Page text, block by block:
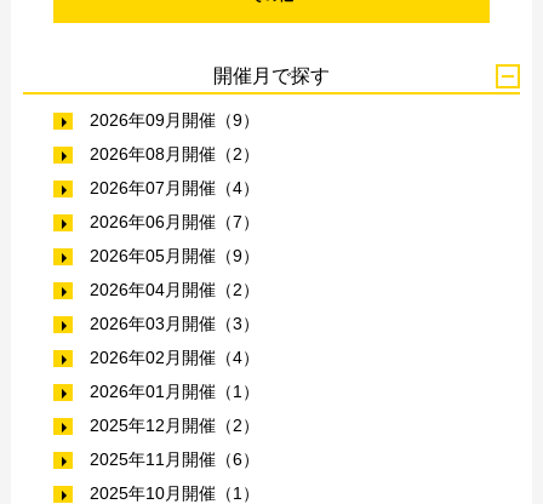
開催月で探す
2026年09月開催（9）
2026年08月開催（2）
2026年07月開催（4）
2026年06月開催（7）
2026年05月開催（9）
2026年04月開催（2）
2026年03月開催（3）
2026年02月開催（4）
2026年01月開催（1）
2025年12月開催（2）
2025年11月開催（6）
2025年10月開催（1）